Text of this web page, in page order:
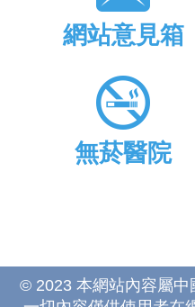
網站意見箱
無菸醫院
© 2023 本網站內容屬中